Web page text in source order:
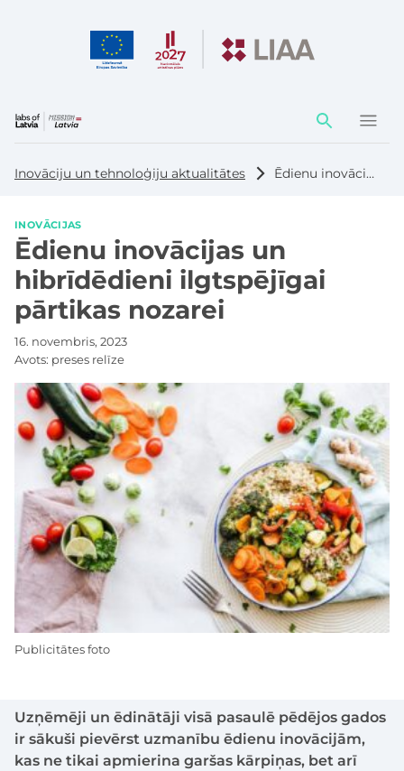
Darbības
elementi
Inovāciju un tehnoloģiju aktualitātes Ēdienu inovācijas un hibrīdēdieni ilgtspējīgai pārtikas nozarei
INOVĀCIJAS
Ēdienu inovācijas un
hibrīdēdieni ilgtspējīgai
pārtikas nozarei
16. novembris, 2023
Avots: preses relīze
Uzņēmēji un ēdinātāji visā pasaulē pēdējos gados
ir sākuši pievērst uzmanību ēdienu inovācijām,
kas ne tikai apmierina garšas kārpiņas, bet arī
Publicitātes foto